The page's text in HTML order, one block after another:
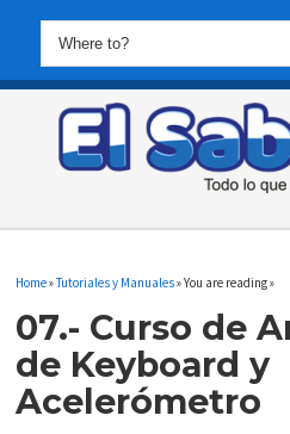
Home»Tutoriales y Manuales» You are reading »
07.- Curso de
de Keyboard y
Acelerómetro